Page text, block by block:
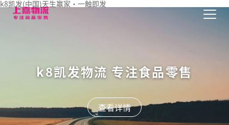
k8凯发(中国)天生赢家·一触即发
k8凯发物流 专注食品零售
查看详情